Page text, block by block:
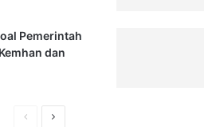
Pemerintah
dan
HalamanHalaman